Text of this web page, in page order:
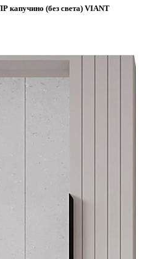
капучино (без света) VIANT